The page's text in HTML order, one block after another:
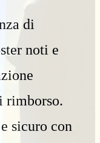
di
noti e
rimborso.
sicuro con